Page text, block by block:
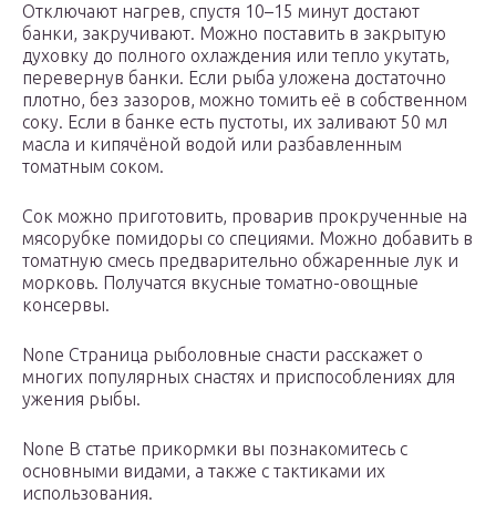
Отключают нагрев, спустя 10–15 минут достают
банки, закручивают. Можно поставить в закрытую
духовку до полного охлаждения или тепло укутать,
перевернув банки. Если рыба уложена достаточно
плотно, без зазоров, можно томить её в собственном
соку. Если в банке есть пустоты, их заливают 50 мл
масла и кипячёной водой или разбавленным
томатным соком.
Сок можно приготовить, проварив прокрученные на
мясорубке помидоры со специями. Можно добавить в
томатную смесь предварительно обжаренные лук и
морковь. Получатся вкусные томатно-овощные
консервы.
None Страница рыболовные снасти расскажет о
многих популярных снастях и приспособлениях для
ужения рыбы.
None В статье прикормки вы познакомитесь с
основными видами, а также с тактиками их
использования.